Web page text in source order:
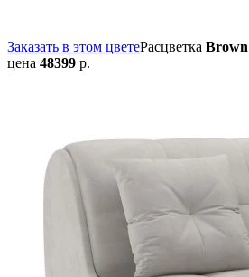
Заказать в этом цветеРасцветка Brown
цена 48399 р.